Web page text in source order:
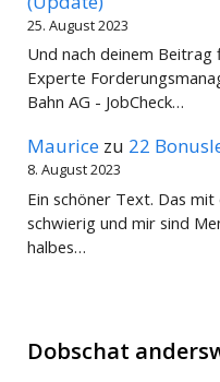
25. August 2023
Und nach deinem Beitrag
Experte
Bahn AG - JobCheck…
Maurice zu 22
8. August 2023
Ein schöner Text. Das
schwierig und mir sind
halbes…
Dobschat